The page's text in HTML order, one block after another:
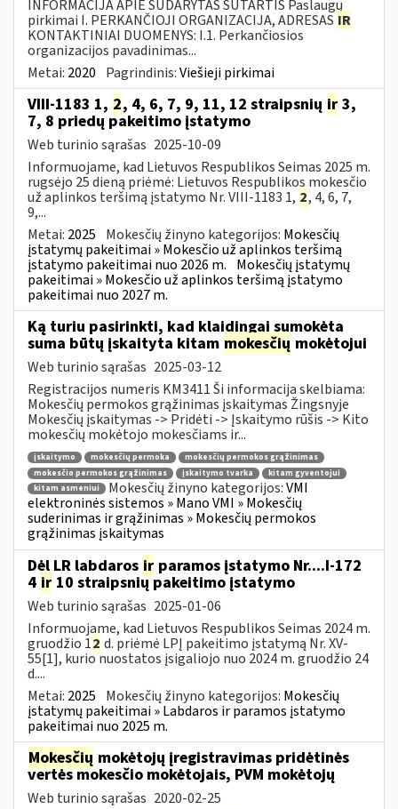
INFORMACIJA APIE SUDARYTAS SUTARTIS Paslaugų
pirkimai I. PERKANČIOJI ORGANIZACIJA, ADRESAS IR
KONTAKTINIAI DUOMENYS: I.1. Perkančiosios
organizacijos pavadinimas...
Metai: 2020 Pagrindinis:Viešieji pirkimai
VIII-1183 1, 2, 4, 6, 7, 9, 11, 12 straipsnių ir 3,
7, 8 priedų pakeitimo įstatymo
Web turinio sąrašas 2025-10-09
Informuojame, kad Lietuvos Respublikos Seimas 2025 m.
rugsėjo 25 dieną priėmė: Lietuvos Respublikos mokesčio
už aplinkos teršimą įstatymo Nr. VIII-1183 1, 2, 4, 6, 7,
9,...
Metai: 2025 Mokesčių žinyno kategorijos: Mokesčių
įstatymų pakeitimai » Mokesčio už aplinkos teršimą
įstatymo pakeitimai nuo 2026 m. Mokesčių įstatymų
pakeitimai » Mokesčio už aplinkos teršimą įstatymo
pakeitimai nuo 2027 m.
Ką turiu pasirinkti, kad klaidingai sumokėta
suma būtų įskaityta kitam mokesčių mokėtojui
Web turinio sąrašas 2025-03-12
Registracijos numeris KM3411 Ši informacija skelbiama:
Mokesčių permokos grąžinimas įskaitymas Žingsnyje
Mokesčių įskaitymas -> Pridėti -> Įskaitymo rūšis -> Kito
mokesčių mokėtojo mokesčiams ir...
įskaitymo mokesčių permoka
mokesčių permokos grąžinimas
mokesčio permokos grąžinimas
įskaitymo tvarka
kitam gyventojui
kitam asmeniui
Mokesčių žinyno kategorijos:VMI
elektroninės sistemos » Mano VMI » Mokesčių
suderinimas ir grąžinimas » Mokesčių permokos
grąžinimas įskaitymas
Dėl LR labdaros ir paramos įstatymo Nr....I-172
4 ir 10 straipsnių pakeitimo įstatymo
Web turinio sąrašas 2025-01-06
Informuojame, kad Lietuvos Respublikos Seimas 2024 m.
gruodžio 12 d. priėmė LPĮ pakeitimo įstatymą Nr. XV-
55[1], kurio nuostatos įsigaliojo nuo 2024 m. gruodžio 24
d....
Metai: 2025 Mokesčių žinyno kategorijos: Mokesčių
įstatymų pakeitimai » Labdaros ir paramos įstatymo
pakeitimai nuo 2025 m.
Mokesčių mokėtojų įregistravimas pridėtinės
vertės mokesčio mokėtojais, PVM mokėtojų
Web turinio sąrašas 2020-02-25